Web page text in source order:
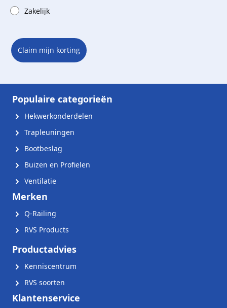
Zakelijk
Claim mijn korting
Populaire categorieën
Hekwerkonderdelen
Trapleuningen
Bootbeslag
Buizen en Profielen
Ventilatie
Merken
Q-Railing
RVS Products
Productadvies
Kenniscentrum
RVS soorten
Klantenservice